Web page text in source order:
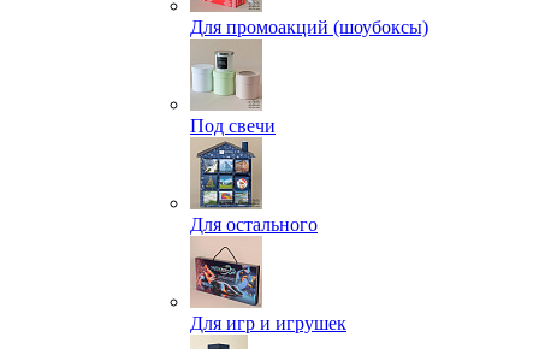
Для промоакций (шоубоксы)
Под свечи
Для остального
Для игр и игрушек